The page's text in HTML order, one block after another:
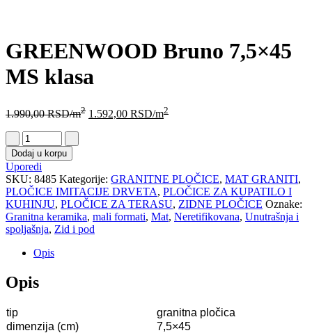
GREENWOOD Bruno 7,5×45
MS klasa
1.990,00RSD/m2 1.592,00 RSD/m2
Dodaj u korpu
Uporedi
SKU: 8485 Kategorije: GRANITNE PLOČICE, MAT GRANITI,
PLOČICE IMITACIJE DRVETA, PLOČICE ZA KUPATILO I
KUHINJU, PLOČICE ZA TERASU, ZIDNE PLOČICE Oznake:
Granitna keramika, mali formati, Mat, Neretifikovana, Unutrašnja i
spoljašnja, Zid i pod
Opis
Opis
tip
granitna pločica
dimenzija (cm)
7,5×45